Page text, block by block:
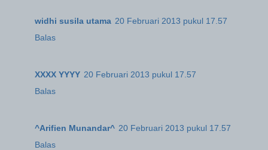
widhi susila utama 20 Februari 2013 pukul 17.57
Balas
XXXX YYYY 20 Februari 2013 pukul 17.57
Balas
^Arifien Munandar^ 20 Februari 2013 pukul 17.57
Balas